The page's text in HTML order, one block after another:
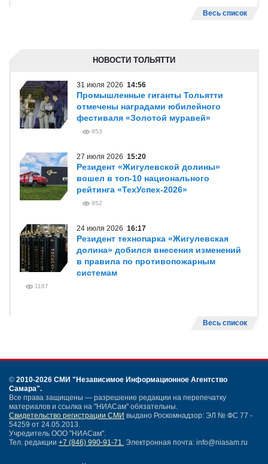
Весь список
НОВОСТИ ТОЛЬЯТТИ
31 июля 2026 14:56
Промышленные гиганты Тольятти
отмечены наградами юбилейного
фестиваля «Золотой муравей»
953
27 июля 2026 15:20
Резидент «Жигулевской долины»
вошел в топ-10 национального
рейтинга «ТехУспех-2026»
952
24 июля 2026 16:17
Резидент технопарка «Жигулевская
долина» добился внесения изменений
в правила по противопожарным
системам
1187
Весь список
© 2010-2026 СМИ "Независимое Информационное Агентство
Самара".
Все права защищены — разрешение редакции на перепечатку
материалов и ссылка на "НИАСам" обязательны.
Свидетельство регистрации СМИ выдано Роскомнадзор: ЭЛ № ФС 77 -
54259 от 24.05.2013.
Учредитель ООО "НИАСам".
Тел. редакции +7 (846) 990-91-71. Электронная почта: info@niasam.ru